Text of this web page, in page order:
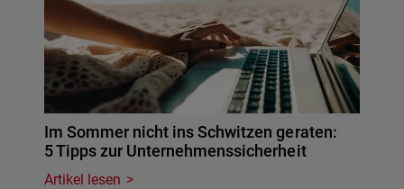
Im Sommer nicht ins Schwitzen geraten:
5 Tipps zur Unternehmenssicherheit
Artikel lesen